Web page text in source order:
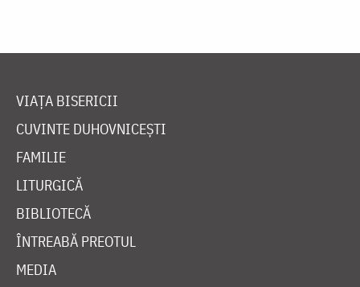
VIAȚA BISERICII
CUVINTE DUHOVNICEȘTI
FAMILIE
LITURGICĂ
BIBLIOTECĂ
ÎNTREABĂ PREOTUL
MEDIA